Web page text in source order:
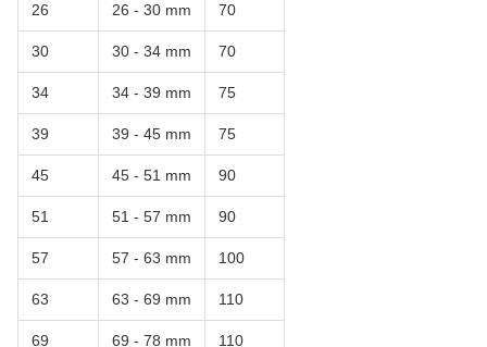
26 26 - 30 mm 70
30 30 - 34 mm 70
34 34 - 39 mm 75
39 39 - 45 mm 75
45 45 - 51 mm 90
51 51 - 57 mm 90
57 57 - 63 mm 100
63 63 - 69 mm 110
69 69 - 78 mm 110